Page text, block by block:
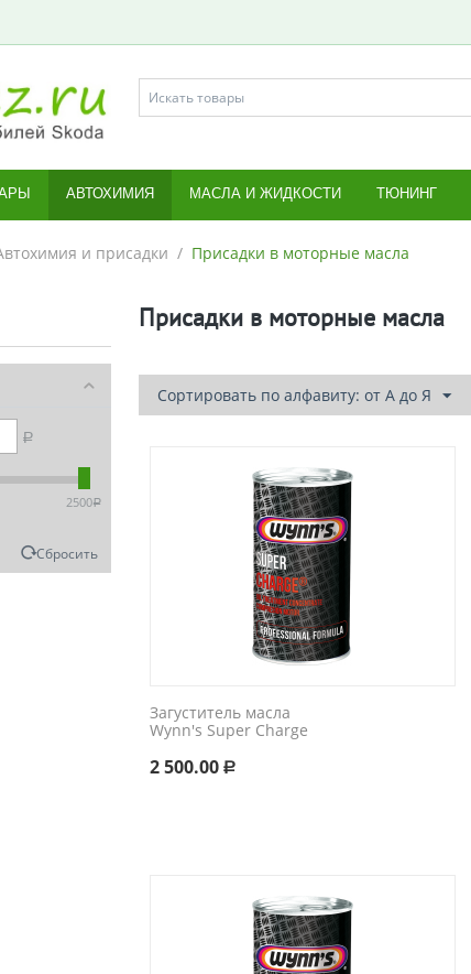
АВТОХИМИЯ МАСЛА И ЖИДКОСТИ ТЮНИНГ
и присадки / Присадки в моторные масла
Р
2500Р
Сбросить
Присадки в моторные масла
Сортировать по алфавиту: от А до Я
Загуститель масла ​
Wynn's Super Charge
2 500.00 Р